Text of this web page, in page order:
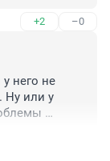
+2 –0
него не
Ну или у